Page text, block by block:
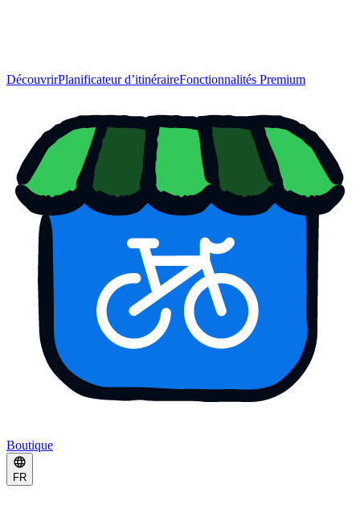
DécouvrirPlanificateur d’itinéraireFonctionnalités Premium
Boutique
FR